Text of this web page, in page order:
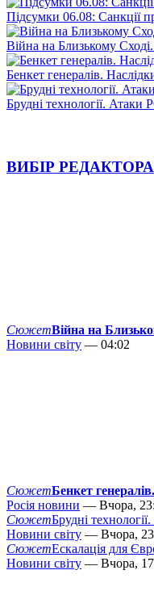
Підсумки 06.08: Санкції
Війна на Близькому
Бенкет генералів.
Брудні технології.
ВИБІР РЕДАКТОРА
СюжетВійна на
Новини світу — 04:02
СюжетБенкет
Росія новини — Вчора,
СюжетБрудні
Новини світу — Вчора,
СюжетЕскалація для
Новини світу — Вчора,